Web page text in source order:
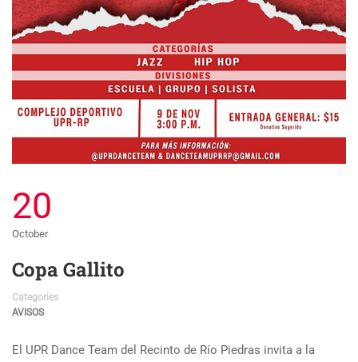
20
October
Copa Gallito
Categories
AVISOS
El UPR Dance Team del Recinto de Río Piedras invita a la